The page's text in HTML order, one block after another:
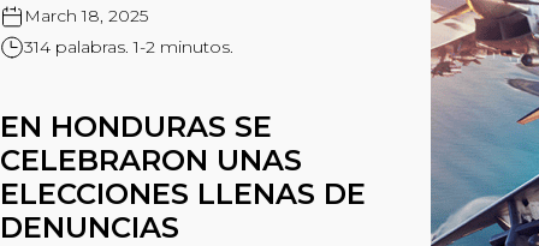
March 18, 2025
314 palabras. 1-2 minutos.
EN HONDURAS SE
CELEBRARON UNAS
ELECCIONES LLENAS DE
DENUNCIAS